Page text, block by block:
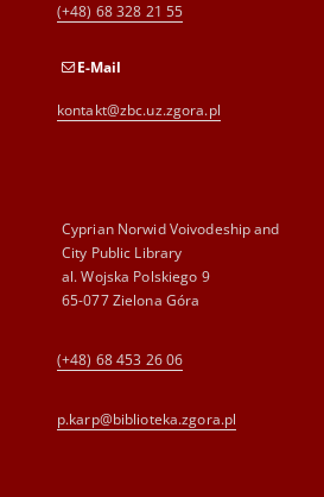
(+48) 68 328 21 55
E-Mail
kontakt@zbc.uz.zgora.pl
Cyprian Norwid Voivodeship and
City Public Library
al. Wojska Polskiego 9
65-077 Zielona Góra
(+48) 68 453 26 06
p.karp@biblioteka.zgora.pl